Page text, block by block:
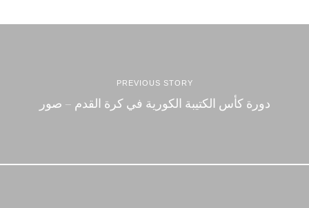
PREVIOUS STORY
دورة كأس الكتيبة الكورية في كرة القدم – صور